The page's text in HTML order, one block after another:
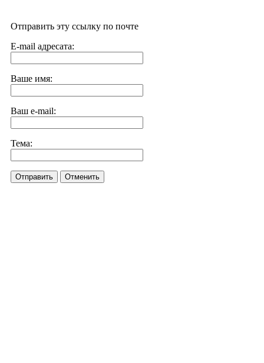
Отправить эту ссылку по почте
E-mail адресата:
Ваше имя:
Ваш e-mail:
Тема:
Отправить Отменить